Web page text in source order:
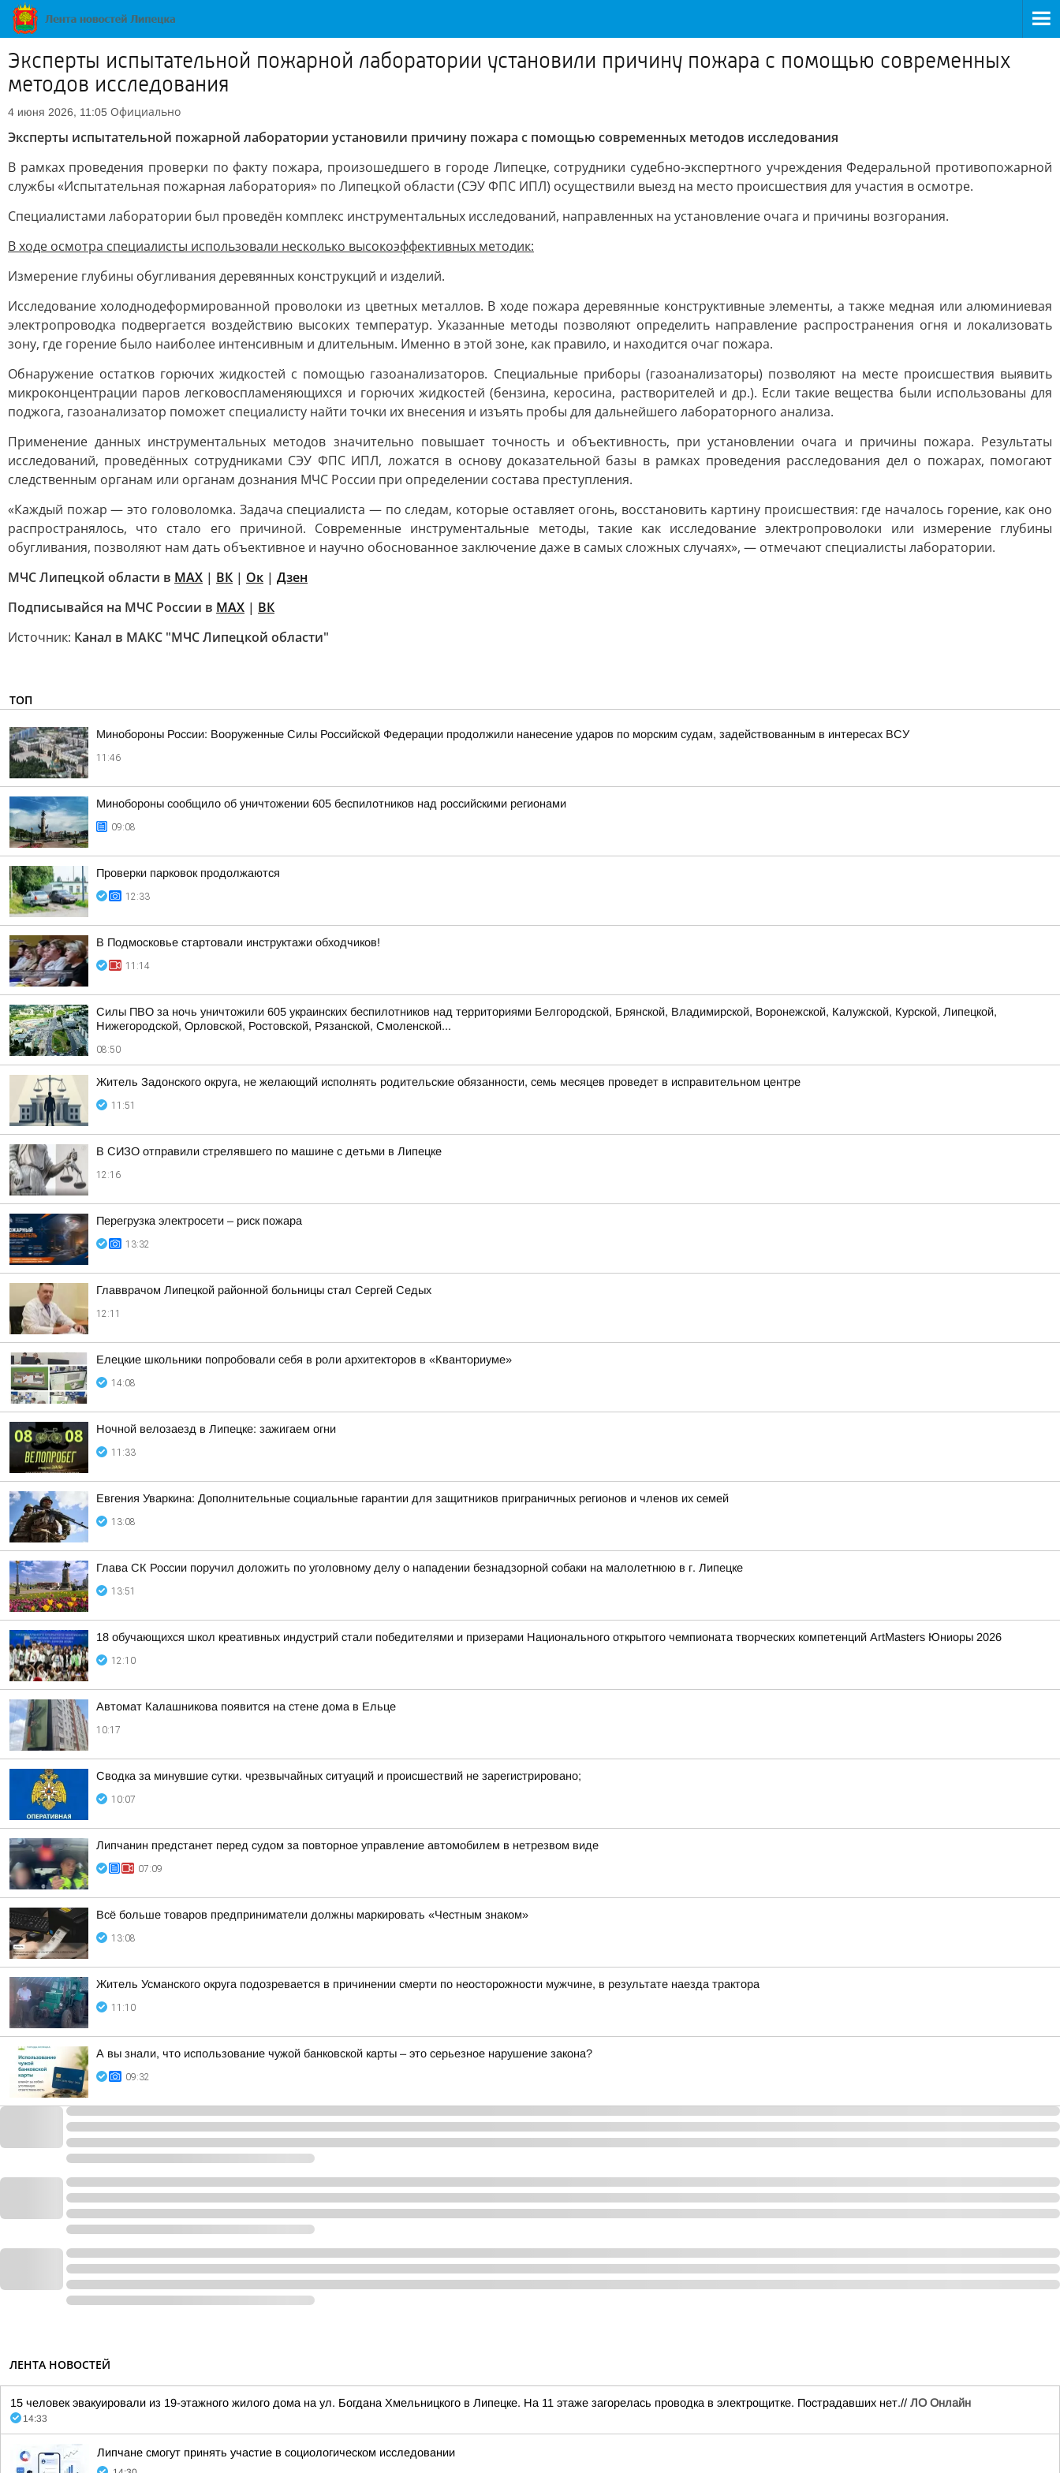
Эксперты испытательной пожарной лаборатории установили причину пожара с помощью современных
методов исследования
4 июня 2026, 11:05 Официально
Эксперты испытательной пожарной лаборатории установили причину пожара с помощью современных методов исследования
В рамках проведения проверки по факту пожара, произошедшего в городе Липецке, сотрудники судебно-экспертного учреждения Федеральной противопожарной
службы «Испытательная пожарная лаборатория» по Липецкой области (СЭУ ФПС ИПЛ) осуществили выезд на место происшествия для участия в осмотре.
Специалистами лаборатории был проведён комплекс инструментальных исследований, направленных на установление очага и причины возгорания.
В ходе осмотра специалисты использовали несколько высокоэффективных методик:
Измерение глубины обугливания деревянных конструкций и изделий.
Исследование холоднодеформированной проволоки из цветных металлов. В ходе пожара деревянные конструктивные элементы, а также медная или алюминиевая
электропроводка подвергается воздействию высоких температур. Указанные методы позволяют определить направление распространения огня и локализовать
зону, где горение было наиболее интенсивным и длительным. Именно в этой зоне, как правило, и находится очаг пожара.
Обнаружение остатков горючих жидкостей с помощью газоанализаторов. Специальные приборы (газоанализаторы) позволяют на месте происшествия выявить
микроконцентрации паров легковоспламеняющихся и горючих жидкостей (бензина, керосина, растворителей и др.). Если такие вещества были использованы для
поджога, газоанализатор поможет специалисту найти точки их внесения и изъять пробы для дальнейшего лабораторного анализа.
Применение данных инструментальных методов значительно повышает точность и объективность, при установлении очага и причины пожара. Результаты
исследований, проведённых сотрудниками СЭУ ФПС ИПЛ, ложатся в основу доказательной базы в рамках проведения расследования дел о пожарах, помогают
следственным органам или органам дознания МЧС России при определении состава преступления.
«Каждый пожар — это головоломка. Задача специалиста — по следам, которые оставляет огонь, восстановить картину происшествия: где началось горение, как оно
распространялось, что стало его причиной. Современные инструментальные методы, такие как исследование электропроволоки или измерение глубины
обугливания, позволяют нам дать объективное и научно обоснованное заключение даже в самых сложных случаях», — отмечают специалисты лаборатории.
МЧС Липецкой области в МАХ | ВК | Ок | Дзен
Подписывайся на МЧС России в MAX | ВК
Источник: Канал в МАКС "МЧС Липецкой области"
ТОП
Минобороны России: Вооруженные Силы Российской Федерации продолжили нанесение ударов по морским судам, задействованным в интересах ВСУ
11:46
Минобороны сообщило об уничтожении 605 беспилотников над российскими регионами
09:08
Проверки парковок продолжаются
12:33
В Подмосковье стартовали инструктажи обходчиков!
11:14
Силы ПВО за ночь уничтожили 605 украинских беспилотников над территориями Белгородской, Брянской, Владимирской, Воронежской, Калужской, Курской, Липецкой,
Нижегородской, Орловской, Ростовской, Рязанской, Смоленской...
08:50
Житель Задонского округа, не желающий исполнять родительские обязанности, семь месяцев проведет в исправительном центре
11:51
В СИЗО отправили стрелявшего по машине с детьми в Липецке
12:16
Перегрузка электросети – риск пожара
13:32
Главврачом Липецкой районной больницы стал Сергей Седых
12:11
Елецкие школьники попробовали себя в роли архитекторов в «Кванториуме»
14:08
Ночной велозаезд в Липецке: зажигаем огни
11:33
Евгения Уваркина: Дополнительные социальные гарантии для защитников приграничных регионов и членов их семей
13:08
Глава СК России поручил доложить по уголовному делу о нападении безнадзорной собаки на малолетнюю в г. Липецке
13:51
18 обучающихся школ креативных индустрий стали победителями и призерами Национального открытого чемпионата творческих компетенций ArtMasters Юниоры 2026
12:10
Автомат Калашникова появится на стене дома в Ельце
10:17
Сводка за минувшие сутки. чрезвычайных ситуаций и происшествий не зарегистрировано;
10:07
Липчанин предстанет перед судом за повторное управление автомобилем в нетрезвом виде
07:09
Всё больше товаров предприниматели должны маркировать «Честным знаком»
13:08
Житель Усманского округа подозревается в причинении смерти по неосторожности мужчине, в результате наезда трактора
11:10
А вы знали, что использование чужой банковской карты – это серьезное нарушение закона?
09:32
ЛЕНТА НОВОСТЕЙ
15 человек эвакуировали из 19-этажного жилого дома на ул. Богдана Хмельницкого в Липецке. На 11 этаже загорелась проводка в электрощитке. Пострадавших нет.// ЛО Онлайн
14:33
Липчане смогут принять участие в социологическом исследовании